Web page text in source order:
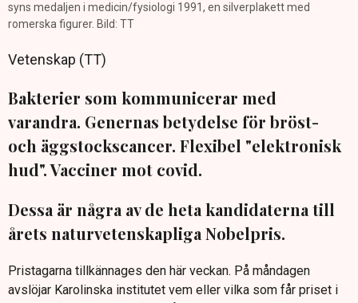
syns medaljen i medicin/fysiologi 1991, en silverplakett med
romerska figurer. Bild: TT
Vetenskap (TT)
Bakterier som kommunicerar med
varandra. Genernas betydelse för bröst-
och äggstockscancer. Flexibel "elektronisk
hud". Vacciner mot covid.
Dessa är några av de heta kandidaterna till
årets naturvetenskapliga Nobelpris.
Pristagarna tillkännages den här veckan. På måndagen
avslöjar Karolinska institutet vem eller vilka som får priset i